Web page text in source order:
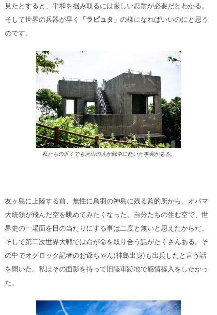
見たとすると、平和を掴み取るには厳しい忍耐が必要だとわかる。
そして世界の兵器が早く
「ラピュタ」 の様になればいいのにと思う
のです。
私たちの近くでも沢山の人が戦争に赴いた事実がある。
友ヶ島に上陸する前、無性に鳥羽の神島に残る監的所から、オバマ
大統領が飛んだ空を眺めてみたくなった。自分たちの住む空で、世
界史の一場面を目の当たりにする事は二度と無いと思えたからだ。
そして第二次世界大戦では命が命を取り合う話がたくさんある。そ
の中でオグロック記者のお爺ちゃん(神島出身)も出兵したと言う話
を聞いた。私はその面影を持って旧陸軍跡地で感情移入をしたかっ
た。